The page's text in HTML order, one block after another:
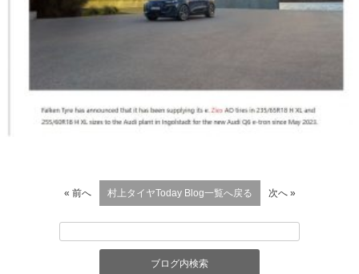
« 前へ 村上タイヤToday Blog一覧へ戻る 次へ »